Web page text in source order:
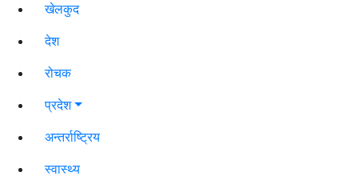
खेलकुद
देश
रोचक
प्रदेश
अन्तर्राष्ट्रिय
स्वास्थ्य